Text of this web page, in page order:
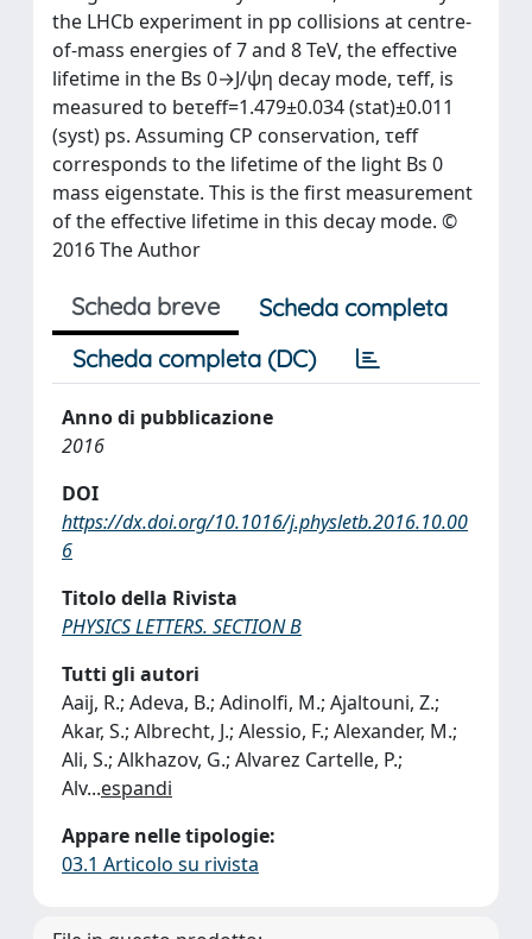
the LHCb experiment in pp collisions at centre-
of-mass energies of 7 and 8 TeV, the effective
lifetime in the Bs 0→J/ψη decay mode, τeff, is
measured to beτeff=1.479±0.034 (stat)±0.011
(syst) ps. Assuming CP conservation, τeff
corresponds to the lifetime of the light Bs 0
mass eigenstate. This is the first measurement
of the effective lifetime in this decay mode. ©
2016 The Author
Scheda breve
Scheda completa
Scheda completa (DC)
Anno di pubblicazione
2016
DOI
https://dx.doi.org/10.1016/j.physletb.2016.10.00
6
Titolo della Rivista
PHYSICS LETTERS. SECTION B
Tutti gli autori
Aaij, R.; Adeva, B.; Adinolfi, M.; Ajaltouni, Z.;
Akar, S.; Albrecht, J.; Alessio, F.; Alexander, M.;
Ali, S.; Alkhazov, G.; Alvarez Cartelle, P.;
Alv...espandi
Appare nelle tipologie:
03.1 Articolo su rivista